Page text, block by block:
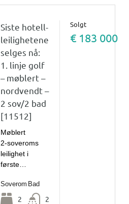
Siste hotell-
leilighetene
selges nå:
1. linje golf
– møblert –
nordvendt –
2 sov/2 bad
[11512]
Møblert
2‑soveroms
leilighet i
første…
Soverom
2
Bad
2
Solgt
€ 183 000